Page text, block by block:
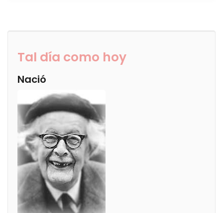
Tal día como hoy
Nació